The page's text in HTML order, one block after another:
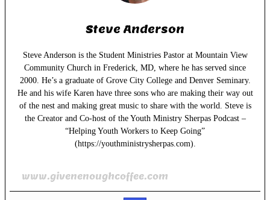
Steve Anderson
Steve Anderson is the Student Ministries Pastor at Mountain View
Community Church in Frederick, MD, where he has served since
2000. He’s a graduate of Grove City College and Denver Seminary.
He and his wife Karen have three sons who are making their way out
of the nest and making great music to share with the world. Steve is
the Creator and Co-host of the Youth Ministry Sherpas Podcast –
“Helping Youth Workers to Keep Going”
(https://youthministrysherpas.com).
www.givenenoughcoffee.com